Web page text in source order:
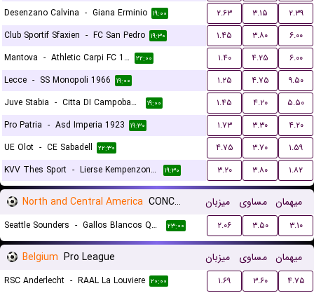
Desenzano Calvina - Giana Erminio ۱۹:۰۰ ۲.۶۳ ۳.۱۵
۲.۳۹
Club Sportif Sfaxien - FC San Pedro ۱۹:۳۰ ۱.۴۵ ۳.۸۰
۶.۰۰
Mantova - Athletic Carpi FC 1909 ۲۲:۰۰ ۱.۴۰ ۴.۲۵
۶.۰۰
Lecce - SS Monopoli 1966 ۱۹:۰۰ ۱.۲۵ ۴.۷۵
۹.۵۰
Juve Stabia - Citta DI Campobasso ۱۹:۰۰ ۱.۴۵ ۴.۲۰
۵.۵۰
Pro Patria - Asd Imperia 1923 ۱۹:۳۰ ۱.۷۳ ۳.۳۰
۴.۲۰
UE Olot - CE Sabadell ۲۲:۳۰ ۴.۷۵ ۳.۷۰
۱.۵۹
KVV Thes Sport - Lierse Kempenzonen ۱۹:۳۰ ۳.۲۰ ۳.۸۰ ۱.۸۲
North and Central America CONCACAF Leagues Cup میزبان مساوی میهمان
Seattle Sounders - Gallos Blancos Queretaro ۲۳:۰۰ ۲.۰۶ ۳.۵۰ ۳.۱۰
Belgium Pro League میزبان مساوی میهمان
RSC Anderlecht - RAAL La Louviere ۲۰:۰۰ ۱.۶۹ ۳.۶۰
۴.۷۵